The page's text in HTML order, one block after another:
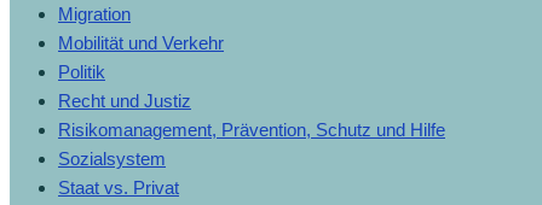
Migration
Mobilität und Verkehr
Politik
Recht und Justiz
Risikomanagement, Prävention, Schutz und Hilfe
Sozialsystem
Staat vs. Privat